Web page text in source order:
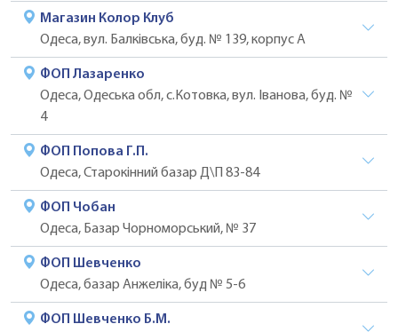
Магазин Колор Клуб
Одеса, вул. Балківська, буд. № 139, корпус А
ФОП Лазаренко
Одеса, Одеська обл, с.Котовка, вул. Іванова, буд. №
4
ФОП Попова Г.П.
Одеса, Старокінний базар Д\П 83-84
ФОП Чобан
Одеса, Базар Чорноморський, № 37
ФОП Шевченко
Одеса, базар Анжеліка, буд № 5-6
ФОП Шевченко Б.М.